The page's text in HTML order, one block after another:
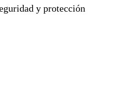
y protección